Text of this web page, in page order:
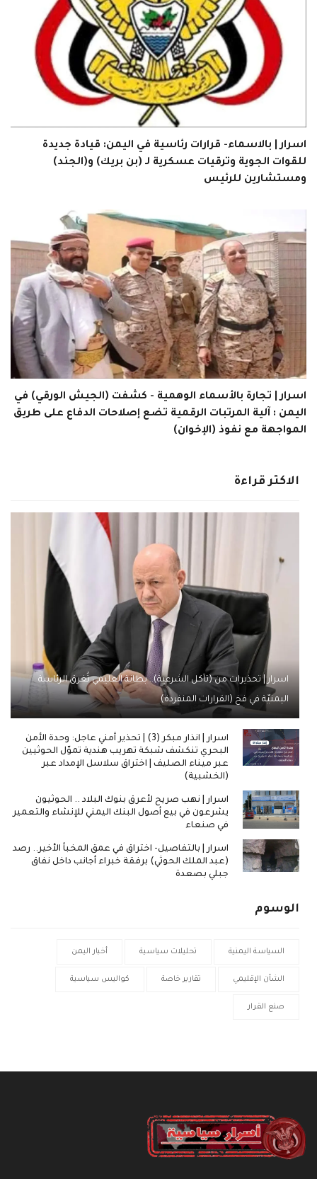
اسرار | بالاسماء- قرارات رئاسية في اليمن: قيادة جديدة
للقوات الجوية وترقيات عسكرية لـ (بن بريك) و(الجند)
ومستشارين للرئيس
اسرار | تجارة بالأسماء الوهمية - كشفت (الجيش الورقي) في
اليمن : آلية المرتبات الرقمية تضع إصلاحات الدفاع على طريق
المواجهة مع نفوذ (الإخوان)
الاكثر قراءة
اسرار | تحذيرات من (تآكل الشرعية).. بطانة العليمي تُغرق الرئاسة
اليمنيّة في فخ (القرارات المنفردة)
اسرار | انذار مبكر (3) | تحذير أمني عاجل: وحدة الأمن
البحري تنكشف شبكة تهريب هندية تموّل الحوثيين
عبر ميناء الصليف | اختراق سلاسل الإمداد عبر
(الخشبية)
اسرار | نهب صريح لأعرق بنوك البلاد .. الحوثيون
يشرعون في بيع أصول البنك اليمني للإنشاء والتعمير
في صنعاء
اسرار | بالتفاصيل- اختراق في عمق المخبأ الأخير.. رصد
(عبد الملك الحوثي) برفقة خبراء أجانب داخل نفاق
جبلي بصعدة
الوسوم
السياسة اليمنية تحليلات سياسية أخبار اليمن
الشأن الإقليمي تقارير خاصة كواليس سياسية
صنع القرار